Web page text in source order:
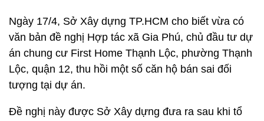
Ngày 17/4, Sở Xây dựng TP.HCM cho biết vừa có
văn bản đề nghị Hợp tác xã Gia Phú, chủ đầu tư dự
án chung cư First Home Thạnh Lộc, phường Thạnh
Lộc, quận 12, thu hồi một số căn hộ bán sai đối
tượng tại dự án.
Đề nghị này được Sở Xây dựng đưa ra sau khi tổ